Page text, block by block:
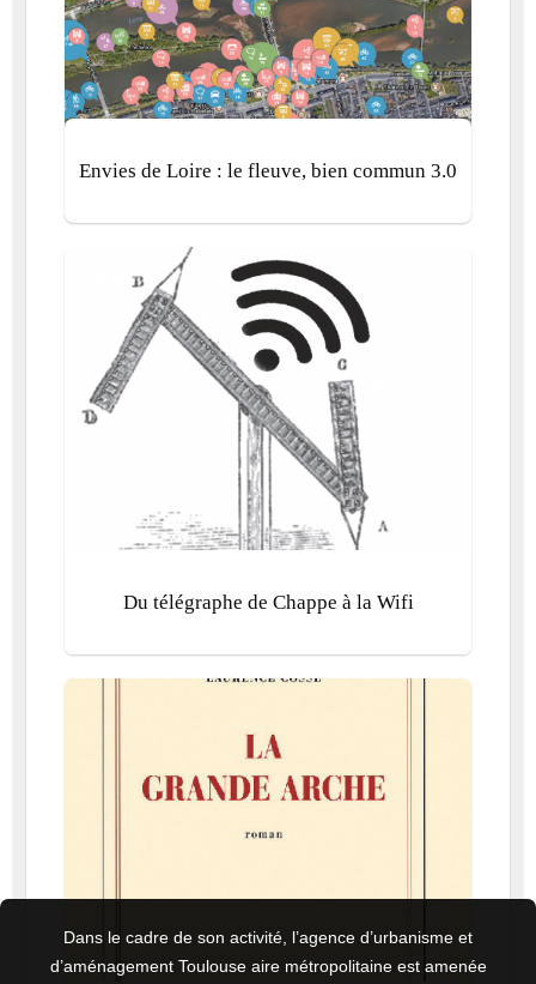
Envies de Loire : le fleuve, bien commun 3.0
Du télégraphe de Chappe à la Wifi
Dans le cadre de son activité, l’agence d’urbanisme et
d’aménagement Toulouse aire métropolitaine est amenée